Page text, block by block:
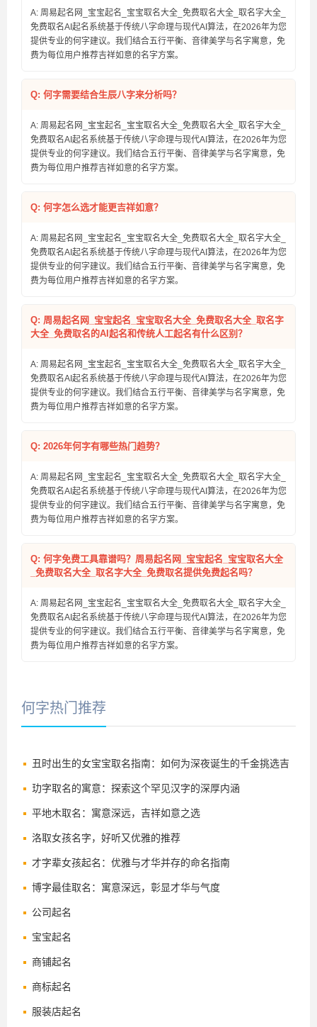
A: 周易起名网_宝宝起名_宝宝取名大全_免费取名大全_取名字大全_
免费取名AI起名系统基于传统八字命理与现代AI算法，在2026年为您
提供专业的何字建议。我们结合五行平衡、音律美学与名字寓意，免
费为每位用户推荐吉祥如意的名字方案。
Q: 何字需要结合生辰八字来分析吗？
A: 周易起名网_宝宝起名_宝宝取名大全_免费取名大全_取名字大全_
免费取名AI起名系统基于传统八字命理与现代AI算法，在2026年为您
提供专业的何字建议。我们结合五行平衡、音律美学与名字寓意，免
费为每位用户推荐吉祥如意的名字方案。
Q: 何字怎么选才能更吉祥如意？
A: 周易起名网_宝宝起名_宝宝取名大全_免费取名大全_取名字大全_
免费取名AI起名系统基于传统八字命理与现代AI算法，在2026年为您
提供专业的何字建议。我们结合五行平衡、音律美学与名字寓意，免
费为每位用户推荐吉祥如意的名字方案。
Q: 周易起名网_宝宝起名_宝宝取名大全_免费取名大全_取名字
大全_免费取名的AI起名和传统人工起名有什么区别？
A: 周易起名网_宝宝起名_宝宝取名大全_免费取名大全_取名字大全_
免费取名AI起名系统基于传统八字命理与现代AI算法，在2026年为您
提供专业的何字建议。我们结合五行平衡、音律美学与名字寓意，免
费为每位用户推荐吉祥如意的名字方案。
Q: 2026年何字有哪些热门趋势？
A: 周易起名网_宝宝起名_宝宝取名大全_免费取名大全_取名字大全_
免费取名AI起名系统基于传统八字命理与现代AI算法，在2026年为您
提供专业的何字建议。我们结合五行平衡、音律美学与名字寓意，免
费为每位用户推荐吉祥如意的名字方案。
Q: 何字免费工具靠谱吗？周易起名网_宝宝起名_宝宝取名大全
_免费取名大全_取名字大全_免费取名提供免费起名吗？
A: 周易起名网_宝宝起名_宝宝取名大全_免费取名大全_取名字大全_
免费取名AI起名系统基于传统八字命理与现代AI算法，在2026年为您
提供专业的何字建议。我们结合五行平衡、音律美学与名字寓意，免
费为每位用户推荐吉祥如意的名字方案。
何字热门推荐
丑时出生的女宝宝取名指南：如何为深夜诞生的千金挑选吉
祥好名
玏字取名的寓意：探索这个罕见汉字的深厚内涵
平地木取名：寓意深远，吉祥如意之选
洛取女孩名字，好听又优雅的推荐
才字辈女孩起名：优雅与才华并存的命名指南
博字最佳取名：寓意深远，彰显才华与气度
公司起名
宝宝起名
商铺起名
商标起名
服装店起名